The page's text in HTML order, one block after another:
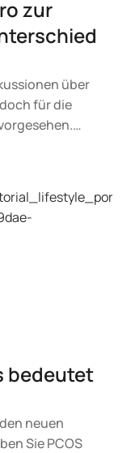
menstruatie
menstruatie
ik-wil-
zur
über
für die
Grundlage
bedeutet
neuen
Sie PCOS